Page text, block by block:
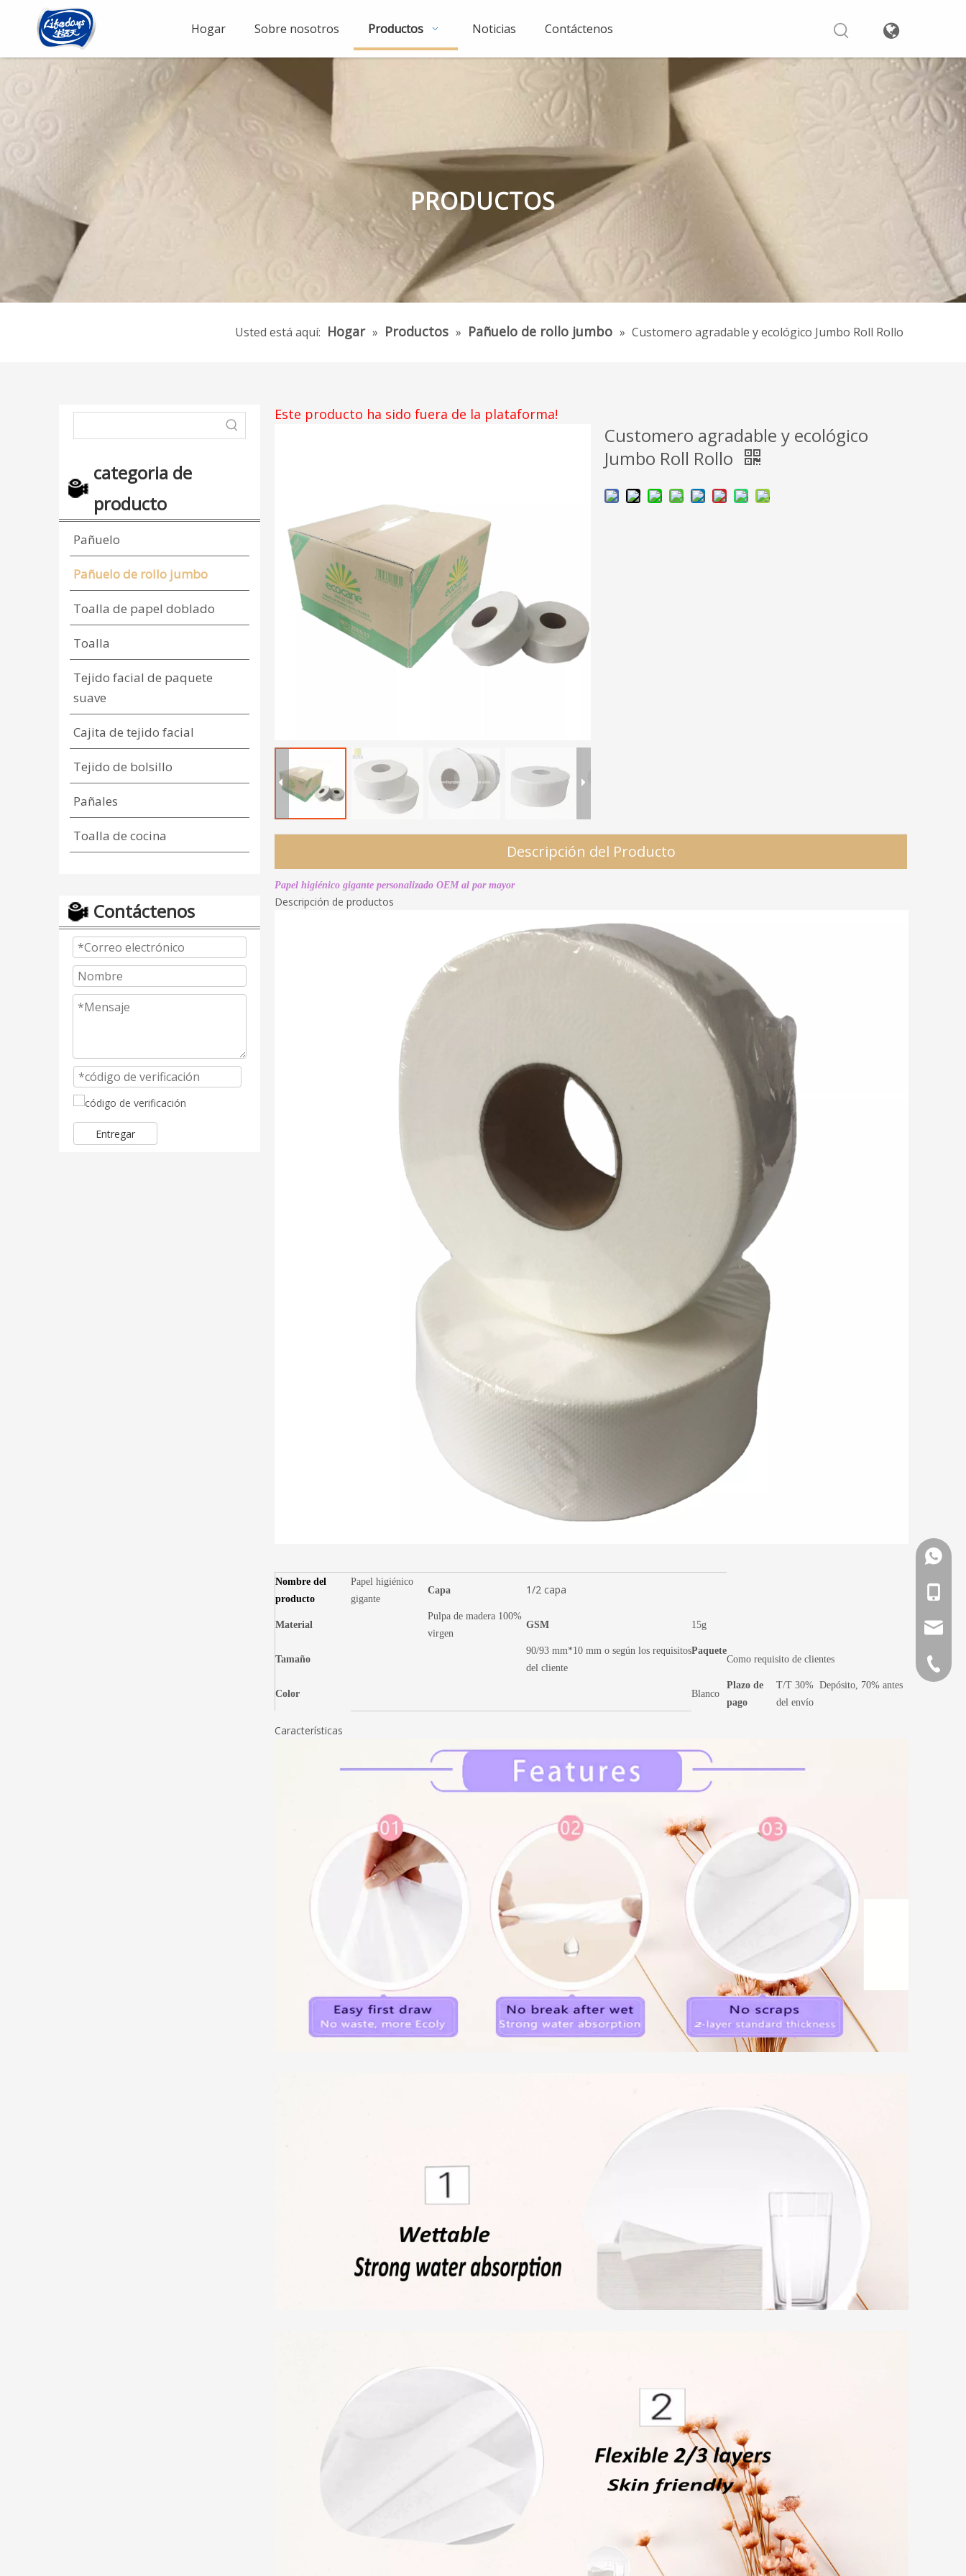
Hogar Sobre nosotros Productos Noticias Contáctenos
PRODUCTOS
Usted está aquí: Hogar » Productos » Pañuelo de rollo jumbo » Customero agradable y ecológico Jumbo Roll Rollo
categoria de
producto
Pañuelo
Pañuelo de rollo jumbo
Toalla de papel doblado
Toalla
Tejido facial de paquete
suave
Cajita de tejido facial
Tejido de bolsillo
Pañales
Toalla de cocina
Contáctenos
Entregar
Este producto ha sido fuera de la plataforma!
Customero agradable y ecológico
Jumbo Roll Rollo
Descripción del Producto
Papel higiénico gigante personalizado OEM al por mayor
Descripción de productos
Nombre del
producto
Papel higiénico
gigante
Capa 1/2 capa
Material
Pulpa de madera 100%
virgen
GSM 15g
Tamaño
90/93 mm*10 mm o según los requisitos
del cliente
Paquete
Como requisito de clientes
Color Blanco
Plazo de
pago
T/T 30% Depósito, 70% antes
del envío
Características